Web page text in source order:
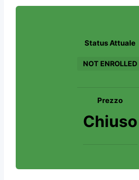
Status Attuale
NOT ENROLLED
Prezzo
Chiuso